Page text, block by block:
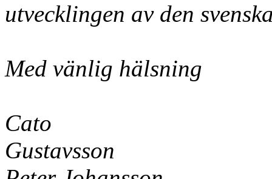
utvecklingen av den
Med vänlig hälsning
Cato
Gustavsson